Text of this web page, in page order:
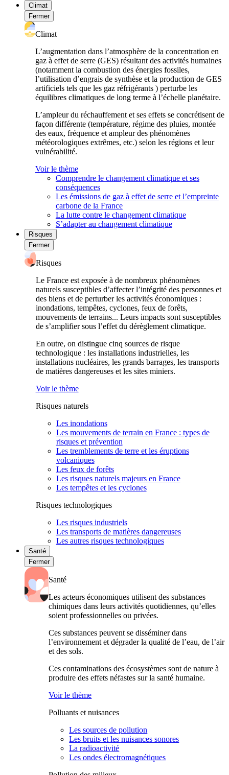
Climat
Fermer
Climat
L’augmentation dans l’atmosphère de la concentration en
gaz à effet de serre (GES) résultant des activités humaines
(notamment la combustion des énergies fossiles,
l’utilisation d’engrais de synthèse et la production de GES
artificiels tels que les gaz réfrigérants ) perturbe les
équilibres climatiques de long terme à l’échelle planétaire.
L’ampleur du réchauffement et ses effets se concrétisent de
façon différente (température, régime des pluies, montée
des eaux, fréquence et ampleur des phénomènes
météorologiques extrêmes, etc.) selon les régions et leur
vulnérabilité.
Voir le thème
Comprendre le changement climatique et ses
conséquences
Les émissions de gaz à effet de serre et l’empreinte
carbone de la France
La lutte contre le changement climatique
S’adapter au changement climatique
Risques
Fermer
Risques
Le France est exposée à de nombreux phénomènes
naturels susceptibles d’affecter l’intégrité des personnes et
des biens et de perturber les activités économiques :
inondations, tempêtes, cyclones, feux de forêts,
mouvements de terrains... Leurs impacts sont susceptibles
de s’amplifier sous l’effet du dérèglement climatique.
En outre, on distingue cinq sources de risque
technologique : les installations industrielles, les
installations nucléaires, les grands barrages, les transports
de matières dangereuses et les sites miniers.
Voir le thème
Risques naturels
Les inondations
Les mouvements de terrain en France : types de
risques et prévention
Les tremblements de terre et les éruptions
volcaniques
Les feux de forêts
Les risques naturels majeurs en France
Les tempêtes et les cyclones
Risques technologiques
Les risques industriels
Les transports de matières dangereuses
Les autres risques technologiques
Santé
Fermer
Santé
Les acteurs économiques utilisent des substances
chimiques dans leurs activités quotidiennes, qu’elles
soient professionnelles ou privées.
Ces substances peuvent se disséminer dans
l’environnement et dégrader la qualité de l’eau, de l’air
et des sols.
Ces contaminations des écosystèmes sont de nature à
produire des effets néfastes sur la santé humaine.
Voir le thème
Polluants et nuisances
Les sources de pollution
Les bruits et les nuisances sonores
La radioactivité
Les ondes électromagnétiques